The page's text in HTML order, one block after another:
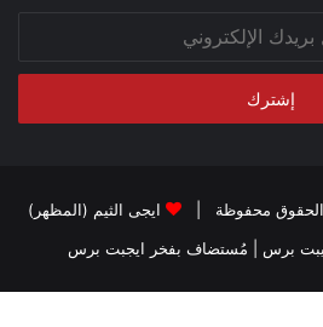
ايجى الثيم (المظهر)
برس | مُستضاف بفخر ايجبت برس